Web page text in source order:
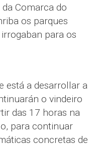
Comarca do
os parques
para os
está a desarrollar a
o vindeiro
das 17 horas na
para continuar
concretas de